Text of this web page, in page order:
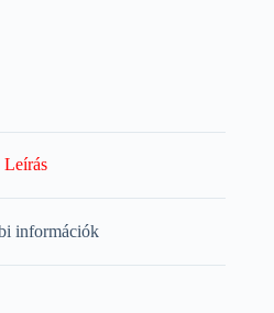
Leírás
információk